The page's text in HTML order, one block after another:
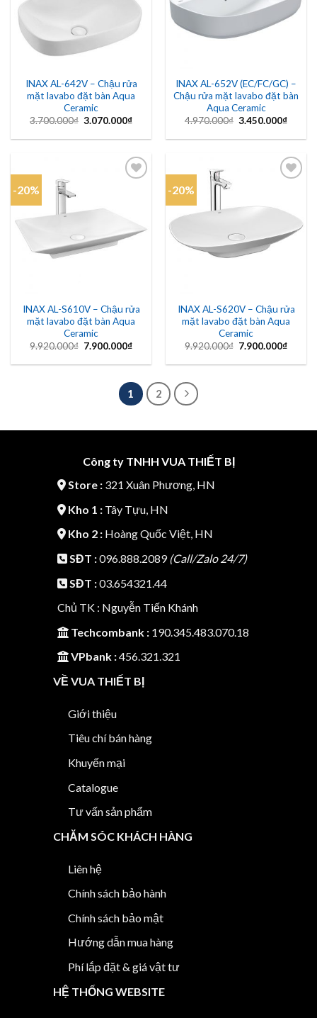
INAX AL-642V – Chậu rửa
mặt lavabo đặt bàn Aqua
Ceramic
3.700.000₫ Giá
là:
3.070.000₫Giá
tại
3.070.000₫.
INAX AL-652V (EC/FC/GC) –
Chậu rửa mặt lavabo đặt bàn
Aqua Ceramic
4.970.000₫ Giá
là:
3.450.000₫Giá
tại
-20%
INAX AL-S610V – Chậu rửa
mặt lavabo đặt bàn Aqua
Ceramic
9.920.000₫ Giá
là:
7.900.000₫Giá
tại
7.900.000₫.
-20%
Add to
INAX AL-S620V – Chậu rửa
mặt lavabo đặt bàn Aqua
Ceramic
9.920.000₫ Giá
là:
7.900.000₫Giá
tại
1 2
Công ty TNHH VUA THIẾT BỊ
Store :321 Xuân Phương, HN
Kho 1 :Tây Tựu, HN
Kho 2 :Hoàng Quốc Việt, HN
SĐT :096.888.2089 (Call/Zalo 24/7)
SĐT :03.654321.44
Chủ TK : Nguyễn Tiến Khánh
Techcombank :190.345.483.070.18
VPbank :456.321.321
VỀ VUA THIẾT BỊ
Giới thiệu
Tiêu chí bán hàng
Khuyến mại
Catalogue
Tư vấn sản phẩm
CHĂM SÓC KHÁCH HÀNG
Liên hệ
Chính sách bảo hành
Chính sách bảo mật
Hướng dẫn mua hàng
Phí lắp đặt & giá vật tư
HỆ THỐNG WEBSITE